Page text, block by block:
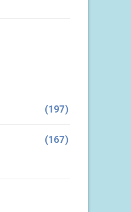
(197)
(167)